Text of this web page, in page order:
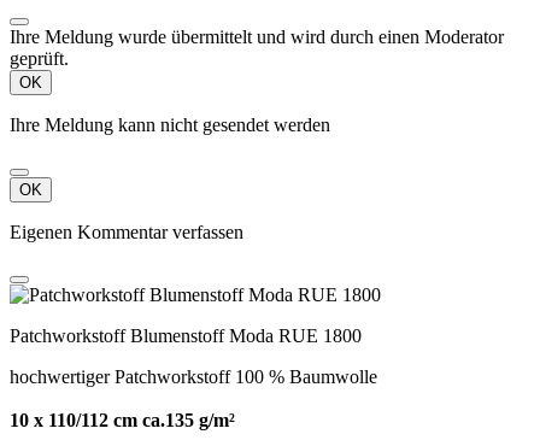
Ihre Meldung wurde übermittelt und wird durch einen Moderator
geprüft.
OK
Ihre Meldung kann nicht gesendet werden
OK
Eigenen Kommentar verfassen
Patchworkstoff Blumenstoff Moda RUE 1800
hochwertiger Patchworkstoff 100 % Baumwolle
10 x 110/112 cm ca.135 g/m²